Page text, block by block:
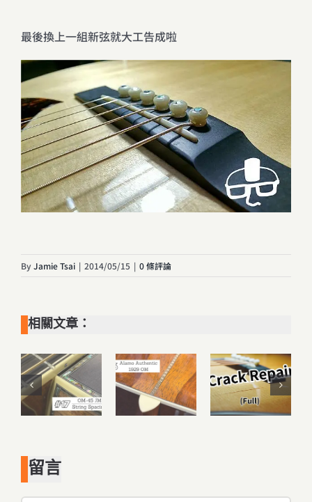
最後換上一組新弦就大工告成啦
ByJamie Tsai | 2014/05/15 | 0 條評論
相關文章：
留言